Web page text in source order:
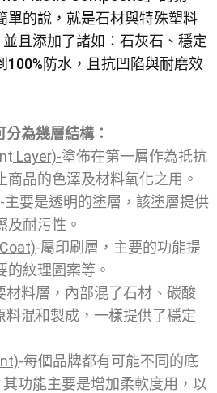
單的說，就是石材與特殊塑料
且添加了諸如：石灰石、穩定
100%防水，且抗凹陷與耐磨效
為幾層結構：
Layer)-塗佈在第一層作為抵抗
商品的色澤及材料氧化之用。
-主要是透明的塗層，該塗層提供
及耐污性。
-屬印刷層，主要的功能提
的紋理圖案等。
材料層，內部混了石材、碳酸
料混和製成，一樣提供了穩定
-每個品牌都有可能不同的底
功能主要是增加柔軟度用，以